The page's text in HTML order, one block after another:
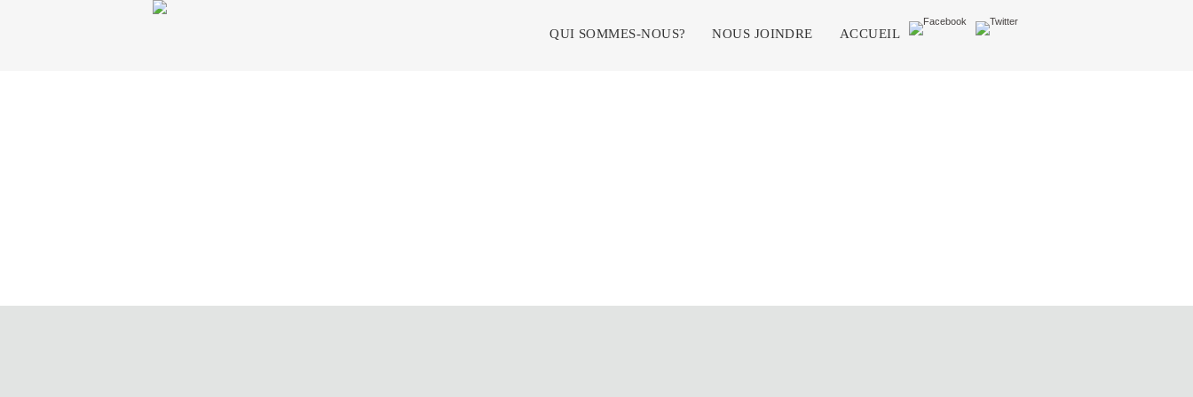
Menu principal
QUI SOMMES-NOUS? NOUS JOINDRE ACCUEIL